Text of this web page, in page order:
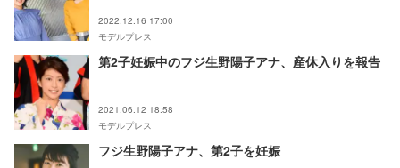
＜“素”っぴんトーク＞】
2022.12.16 17:00
モデルプレス
第2子妊娠中のフジ生野陽子アナ、産休入りを報告
2021.06.12 18:58
モデルプレス
フジ生野陽子アナ、第2子を妊娠